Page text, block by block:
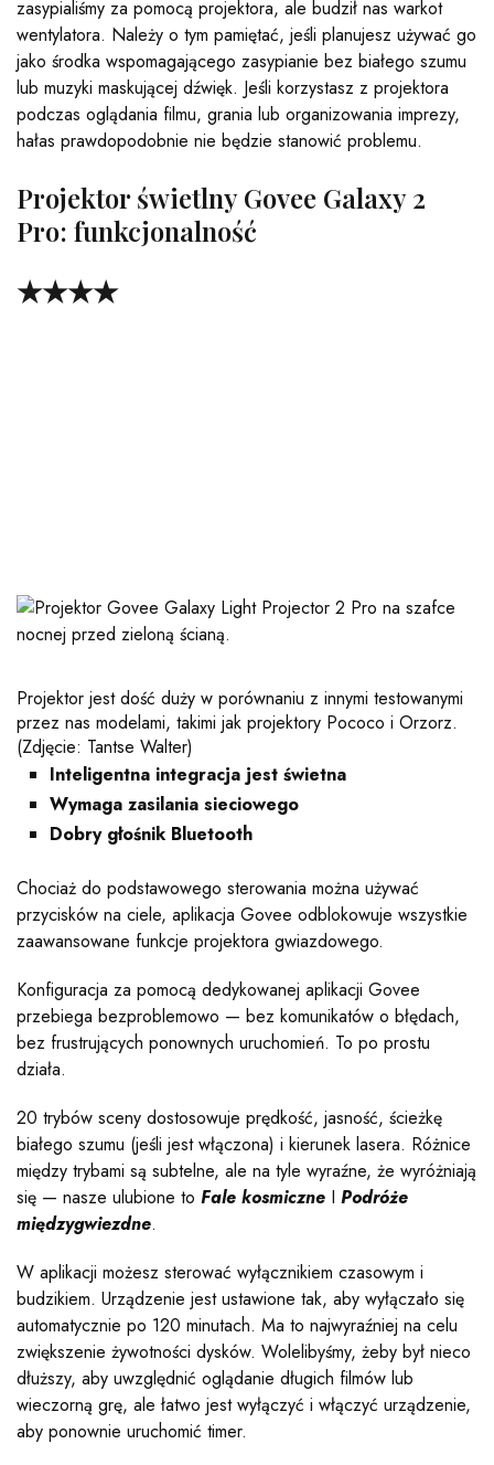
zasypialiśmy za pomocą projektora, ale budził nas warkot
wentylatora. Należy o tym pamiętać, jeśli planujesz używać go
jako środka wspomagającego zasypianie bez białego szumu
lub muzyki maskującej dźwięk. Jeśli korzystasz z projektora
podczas oglądania filmu, grania lub organizowania imprezy,
hałas prawdopodobnie nie będzie stanowić problemu.
Projektor świetlny Govee Galaxy 2
Pro: funkcjonalność
★★★★
Projektor jest dość duży w porównaniu z innymi testowanymi
przez nas modelami, takimi jak projektory Pococo i Orzorz.
(Zdjęcie: Tantse Walter)
Inteligentna integracja jest świetna
Wymaga zasilania sieciowego
Dobry głośnik Bluetooth
Chociaż do podstawowego sterowania można używać
przycisków na ciele, aplikacja Govee odblokowuje wszystkie
zaawansowane funkcje projektora gwiazdowego.
Konfiguracja za pomocą dedykowanej aplikacji Govee
przebiega bezproblemowo — bez komunikatów o błędach,
bez frustrujących ponownych uruchomień. To po prostu
działa.
20 trybów sceny dostosowuje prędkość, jasność, ścieżkę
białego szumu (jeśli jest włączona) i kierunek lasera. Różnice
między trybami są subtelne, ale na tyle wyraźne, że wyróżniają
się — nasze ulubione to Fale kosmiczne I Podróże
międzygwiezdne.
W aplikacji możesz sterować wyłącznikiem czasowym i
budzikiem. Urządzenie jest ustawione tak, aby wyłączało się
automatycznie po 120 minutach. Ma to najwyraźniej na celu
zwiększenie żywotności dysków. Wolelibyśmy, żeby był nieco
dłuższy, aby uwzględnić oglądanie długich filmów lub
wieczorną grę, ale łatwo jest wyłączyć i włączyć urządzenie,
aby ponownie uruchomić timer.